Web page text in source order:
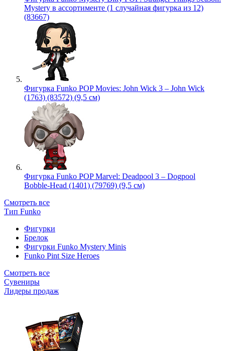
Mystery в ассортименте (1 случайная фигурка из 12)
(83667)
Фигурка Funko POP Movies: John Wick 3 – John Wick
(1763) (83572) (9,5 см)
Фигурка Funko POP Marvel: Deadpool 3 – Dogpool
Bobble-Head (1401) (79769) (9,5 см)
Смотреть все
Тип Funko
Фигурки
Брелок
Фигурки Funko Mystery Minis
Funko Pint Size Heroes
Смотреть все
Сувениры
Лидеры продаж